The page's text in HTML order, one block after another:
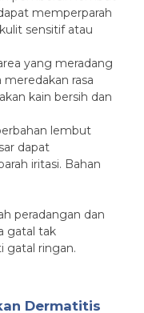
memperparah
sensitif atau
yang meradang
rasa
kain bersih dan
lembut
dapat
iritasi. Bahan
peradangan dan
gatal tak
gatal ringan.
Dermatitis